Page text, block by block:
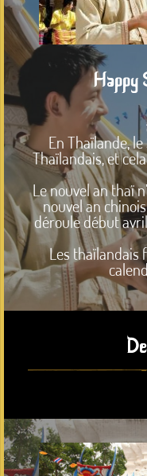
Happy
En Thaïlande,
Thaïlandais, et
Le nouvel an thaï
nouvel an
déroule début
Les thaïlandais